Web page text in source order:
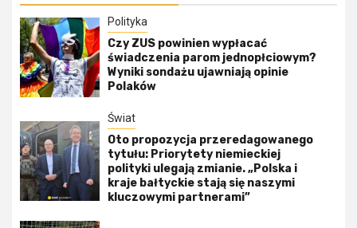
Polityka
Czy ZUS powinien wypłacać
świadczenia parom jednopłciowym?
Wyniki sondażu ujawniają opinie
Polaków
Świat
Oto propozycja przeredagowanego
tytułu: Priorytety niemieckiej
polityki ulegają zmianie. „Polska i
kraje bałtyckie stają się naszymi
kluczowymi partnerami”